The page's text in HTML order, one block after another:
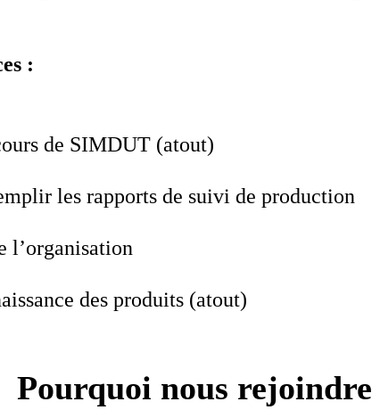
:
de SIMDUT (atout)
les rapports de suivi de production
l’organisation
des produits (atout)
Pourquoi nous rejoindre